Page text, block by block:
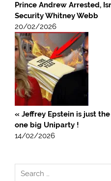
Prince Andrew Arrested,
Security Whitney Webb
20/02/2026
« Jeffrey Epstein is just
one big Uniparty !
14/02/2026